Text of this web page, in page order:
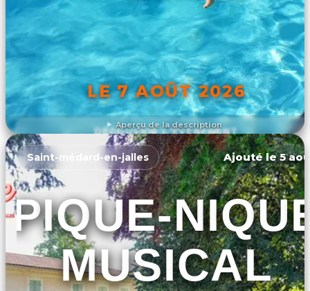
Aperçu de la description
LE 7 AOÛT 2026
DÉCOUVRIR L'ÉVÉNEMENT
Saint-médard-en-jalles Ajouté le 5
PIQUE-
MUSICAL